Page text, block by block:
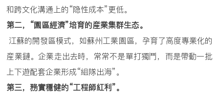
和跨文化溝通上的“隐性成本”更低。
第二， “園區經濟”培育的産業集群生态。
江蘇的開發區模式，如蘇州工業園區，孕育了高度專業化的
産業鏈。企業走出去時，常常不是單打獨鬥，而是帶動一批
上下遊配套企業形成“組隊出海”。
第三，務實穩健的“工程師紅利”。